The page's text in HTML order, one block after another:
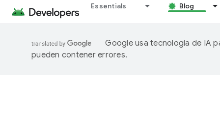
Essentials Blog
Google usa tecnología de IA
pueden contener errores.